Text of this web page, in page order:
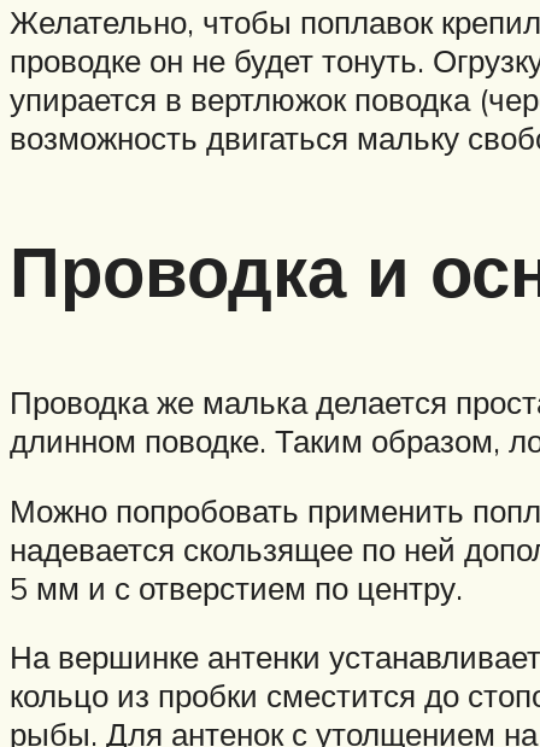
Желательно, чтобы поплавок
проводке он не будет тонуть.
упирается в вертлюжок поводка
возможность двигаться мальку
Проводка и
Проводка же малька делается
длинном поводке. Таким образом,
Можно попробовать применить
надевается скользящее по ней
5 мм и с отверстием по центру.
На вершинке антенки
кольцо из пробки сместится до
рыбы. Для антенок с утолщением